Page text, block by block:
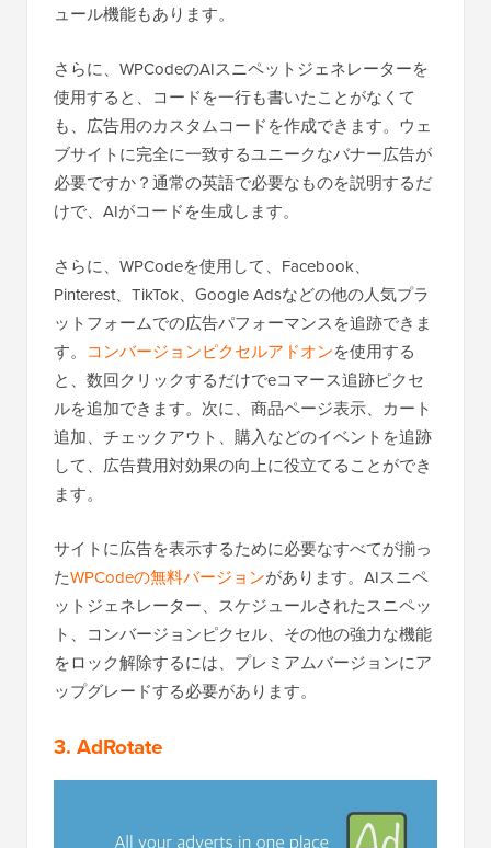
ュール機能もあります。
さらに、WPCodeのAIスニペットジェネレーターを
使用すると、コードを一行も書いたことがなくて
も、広告用のカスタムコードを作成できます。ウェ
ブサイトに完全に一致するユニークなバナー広告が
必要ですか？通常の英語で必要なものを説明するだ
けで、AIがコードを生成します。
さらに、WPCodeを使用して、Facebook、
Pinterest、TikTok、Google Adsなどの他の人気プラ
ットフォームでの広告パフォーマンスを追跡できま
す。 コンバージョンピクセルアドオンを使用する
と、数回クリックするだけでeコマース追跡ピクセ
ルを追加できます。次に、商品ページ表示、カート
追加、チェックアウト、購入などのイベントを追跡
して、広告費用対効果の向上に役立てることができ
ます。
サイトに広告を表示するために必要なすべてが揃っ
たWPCodeの無料バージョンがあります。AIスニペ
ットジェネレーター、スケジュールされたスニペッ
ト、コンバージョンピクセル、その他の強力な機能
をロック解除するには、プレミアムバージョンにア
ップグレードする必要があります。
3. AdRotate